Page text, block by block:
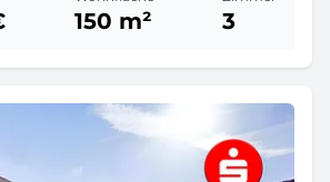
150 m² 3